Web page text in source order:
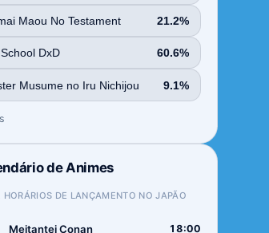
Maou No Testament 21.2%
DxD 60.6%
Musume no Iru Nichijou 9.1%
de Animes
HORÁRIOS DE LANÇAMENTO NO JAPÃO
Meitantei Conan 18:00